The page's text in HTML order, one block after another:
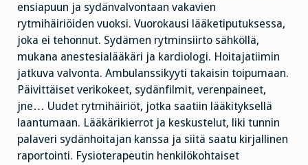
ensiapuun ja sydänvalvontaan vakavien
rytmihäiriöiden vuoksi. Vuorokausi lääketiputuksessa,
joka ei tehonnut. Sydämen rytminsiirto sähköllä,
mukana anestesialääkäri ja kardiologi. Hoitajatiimin
jatkuva valvonta. Ambulanssikyyti takaisin toipumaan.
Päivittäiset verikokeet, sydänfilmit, verenpaineet,
jne… Uudet rytmihäiriöt, jotka saatiin lääkityksellä
laantumaan. Lääkärikierrot ja keskustelut, liki tunnin
palaveri sydänhoitajan kanssa ja siitä saatu kirjallinen
raportointi. Fysioterapeutin henkilökohtaiset